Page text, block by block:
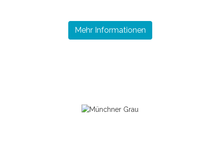
Mehr Informationen